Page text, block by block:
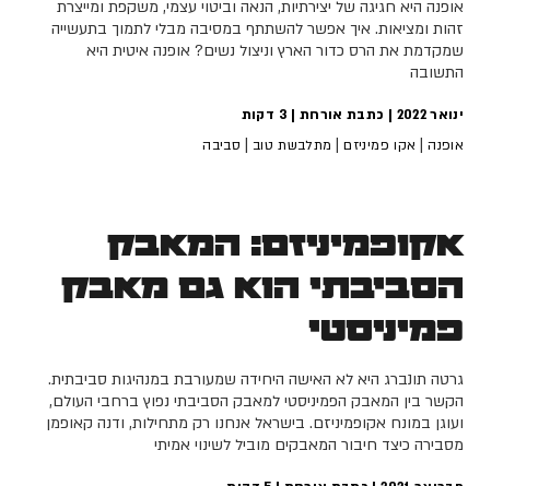
אופנה היא חגיגה של יצירתיות, הנאה וביטוי עצמי, משקפת ומייצרת
זהות ומציאות. איך אפשר להשתתף במסיבה מבלי לתמוך בתעשייה
שמקדמת את הרס כדור הארץ וניצול נשים? אופנה איטית היא
התשובה
ינואר 2022 | כתבת אורחת | 3 דקות
אופנה| אקו פמיניזם| מתלבשת טוב | סביבה
אקופמיניזם: המאבק
הסביבתי הוא גם מאבק
פמיניסטי
גרטה תונברג היא לא האישה היחידה שמעורבת במנהיגות סביבתית.
הקשר בין המאבק הפמיניסטי למאבק הסביבתי נפוץ ברחבי העולם,
ועוגן במונח אקופמיניזם. בישראל אנחנו רק מתחילות, ודנה קאופמן
מסבירה כיצד חיבור המאבקים מוביל לשינוי אמיתי